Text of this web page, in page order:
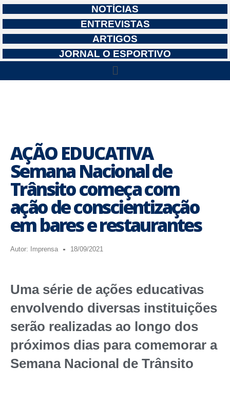
NOTÍCIAS
ENTREVISTAS
ARTIGOS
JORNAL O ESPORTIVO
AÇÃO EDUCATIVA
Semana Nacional de
Trânsito começa com
ação de conscientização
em bares e restaurantes
Autor: Imprensa 18/09/2021
Uma série de ações educativas
envolvendo diversas instituições
serão realizadas ao longo dos
próximos dias para comemorar a
Semana Nacional de Trânsito